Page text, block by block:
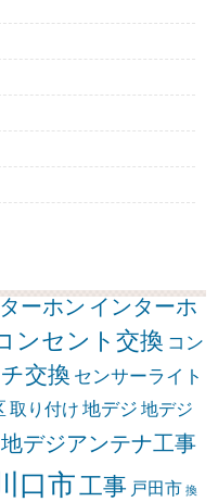
ーホン インターホ
ンセント交換 コン
交換 センサーライト
取り付け 地デジ 地デジ
地デジアンテナ工事
口市工事 戸田市 換